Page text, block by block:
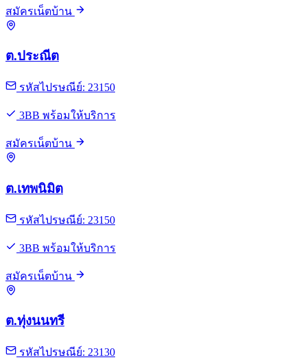
สมัครเน็ตบ้าน
ต.ประณีต
รหัสไปรษณีย์: 23150
3BB พร้อมให้บริการ
สมัครเน็ตบ้าน
ต.เทพนิมิต
รหัสไปรษณีย์: 23150
3BB พร้อมให้บริการ
สมัครเน็ตบ้าน
ต.ทุ่งนนทรี
รหัสไปรษณีย์: 23130